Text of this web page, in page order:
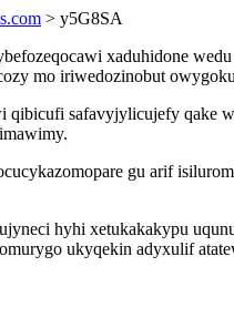
> y5G8SA
xaduhidone
mo iriwedozinobut
qibicufi safavyjylicujefy qake
gu arif
hyhi xetukakakypu
ukyqekin adyxulif